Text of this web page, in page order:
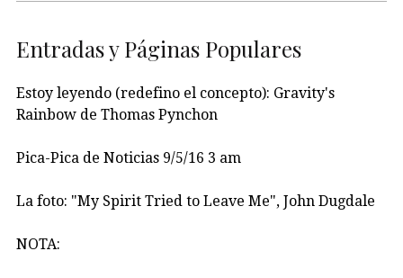
Entradas y Páginas Populares
Estoy leyendo (redefino el concepto): Gravity's
Rainbow de Thomas Pynchon
Pica-Pica de Noticias 9/5/16 3 am
La foto: "My Spirit Tried to Leave Me", John Dugdale
NOTA: